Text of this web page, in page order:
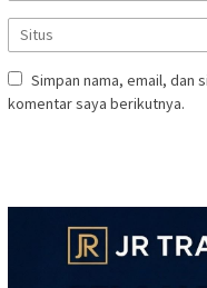
Simpan nama, email, dan
komentar saya berikutnya.